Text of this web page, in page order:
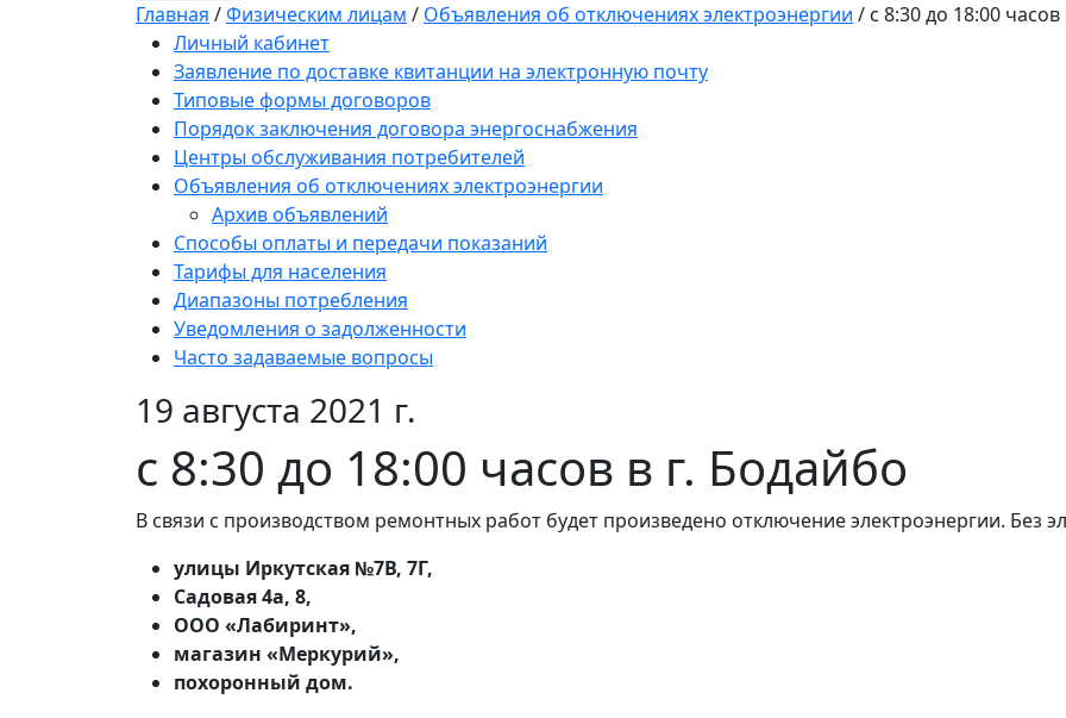
Главная /Физическим лицам / Объявления об отключениях электроэнергии / с 8:30 до 18:00
Личный кабинет
Заявление по доставке квитанции на электронную почту
Типовые формы договоров
Порядок заключения договора энергоснабжения
Центры обслуживания потребителей
Объявления об отключениях электроэнергии
Архив объявлений
Способы оплаты и передачи показаний
Тарифы для населения
Диапазоны потребления
Уведомления о задолженности
Часто задаваемые вопросы
19 августа 2021 г.
с 8:30 до 18:00 часов в г. Бодайбо
В связи с производством ремонтных работ будет произведено отключение электроэнергии. Без
улицы Иркутская №7В, 7Г,
Садовая 4а, 8,
ООО «Лабиринт»,
магазин «Меркурий»,
похоронный дом.